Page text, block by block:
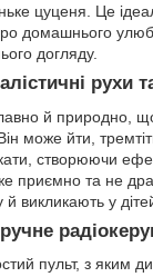
цуценя. Це
домашнього
догляду.
рухи
й природно,
може йти,
створюючи
приємно та не
й викликають у
пульт, з яким